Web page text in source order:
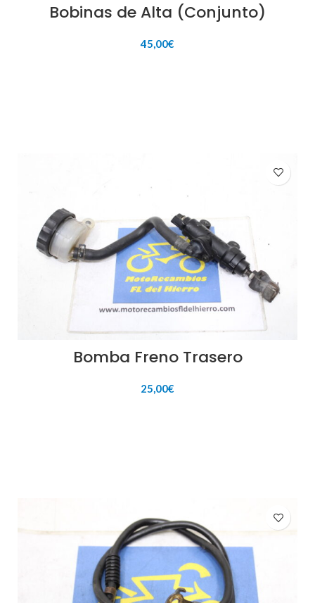
Bobinas de Alta (Conjunto)
45,00€
Bomba Freno Trasero
25,00€